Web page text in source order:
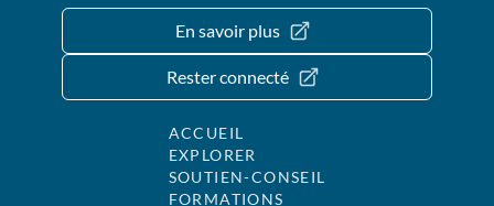
En savoir plus
Rester connecté
ACCUEIL
EXPLORER
SOUTIEN-CONSEIL
FORMATIONS